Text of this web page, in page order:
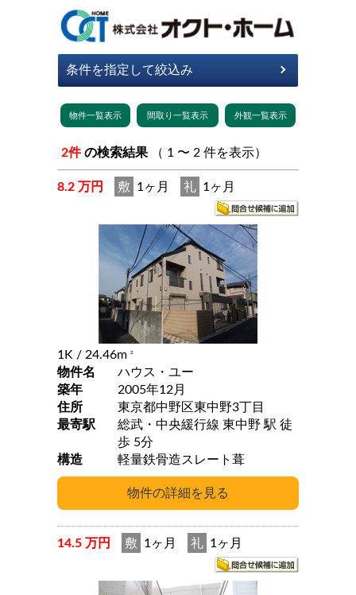
2件 の検索結果 （ 1 〜 2 件を表示）
8.2 万円 敷 1ヶ月 礼 1ヶ月
1K / 24.46m 2
物件名
ハウス・ユー
築年
2005年12月
住所
東京都中野区東中野3丁目
最寄駅
総武・中央緩行線 東中野 駅 徒
歩 5分
構造
軽量鉄骨造スレート葺
14.5 万円 敷 1ヶ月 礼 1ヶ月